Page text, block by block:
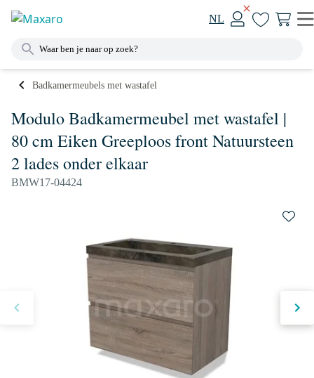
NL
Badkamermeubels met wastafel
Modulo Badkamermeubel met wastafel |
80 cm Eiken Greeploos front Natuursteen
2 lades onder elkaar
BMW17-04424